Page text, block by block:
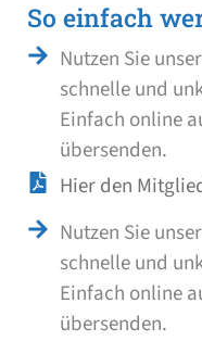
So einfach
Nutzen Sie
schnelle und
Einfach online
übersenden.
Hier den
Nutzen Sie
schnelle und
Einfach online
übersenden.